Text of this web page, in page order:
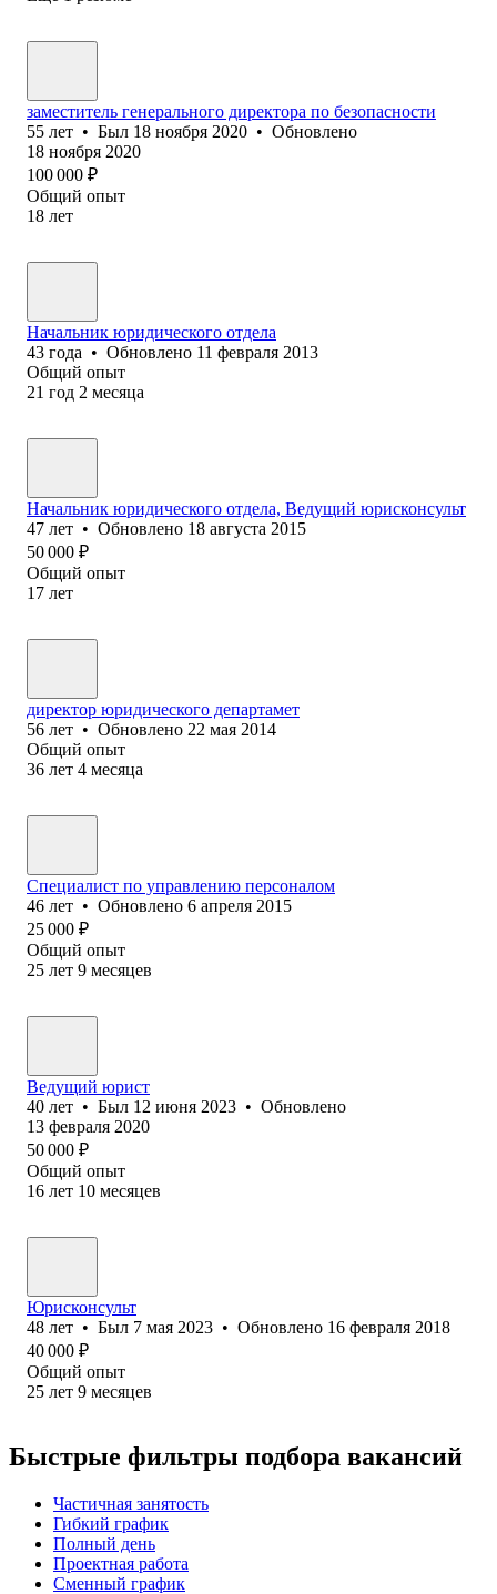
заместитель генерального директора по безопасности
55 лет • Был 18 ноября 2020 • Обновлено
18 ноября 2020
100 000 ₽
Общий опыт
18 лет
Начальник юридического отдела
43 года • Обновлено 11 февраля 2013
Общий опыт
21 год 2 месяца
Начальник юридического отдела, Ведущий юрисконсульт
47 лет • Обновлено 18 августа 2015
50 000 ₽
Общий опыт
17 лет
директор юридического департамет
56 лет • Обновлено 22 мая 2014
Общий опыт
36 лет 4 месяца
Специалист по управлению персоналом
46 лет • Обновлено 6 апреля 2015
25 000 ₽
Общий опыт
25 лет 9 месяцев
Ведущий юрист
40 лет • Был 12 июня 2023 • Обновлено
13 февраля 2020
50 000 ₽
Общий опыт
16 лет 10 месяцев
Юрисконсульт
48 лет • Был 7 мая 2023 • Обновлено 16 февраля 2018
40 000 ₽
Общий опыт
25 лет 9 месяцев
Быстрые фильтры подбора вакансий
Частичная занятость
Гибкий график
Полный день
Проектная работа
Сменный график